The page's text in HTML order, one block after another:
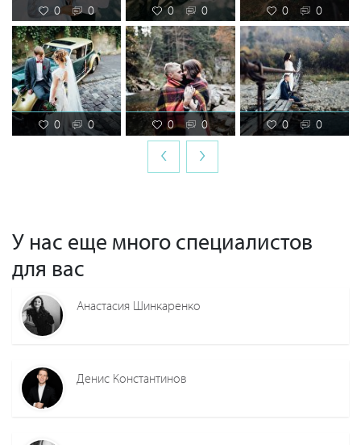
0 0 0 0 0 0
0 0 0 0 0 0
‹ ›
У нас еще много специалистов
для вас
Анастасия Шинкаренко
Денис Константинов